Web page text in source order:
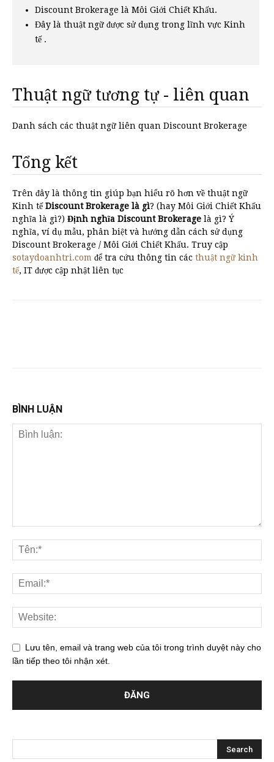
Discount Brokerage là Môi Giới Chiết Khấu.
Đây là thuật ngữ được sử dụng trong lĩnh vực Kinh
tế .
Thuật ngữ tương tự - liên quan
Danh sách các thuật ngữ liên quan Discount Brokerage
Tổng kết
Trên đây là thông tin giúp bạn hiểu rõ hơn về thuật ngữ
Kinh tếDiscount Brokerage là gì? (hay Môi Giới Chiết Khấu
nghĩa là gì?) Định nghĩa Discount Brokerage là gì? Ý
nghĩa, ví dụ mẫu, phân biệt và hướng dẫn cách sử dụng
Discount Brokerage / Môi Giới Chiết Khấu. Truy cập
sotaydoanhtri.com để tra cứu thông tin các thuật ngữ kinh
tế, IT được cập nhật liên tục
BÌNH LUẬN
Lưu tên, email và trang web của tôi trong trình duyệt này cho
lần tiếp theo tôi nhận xét.